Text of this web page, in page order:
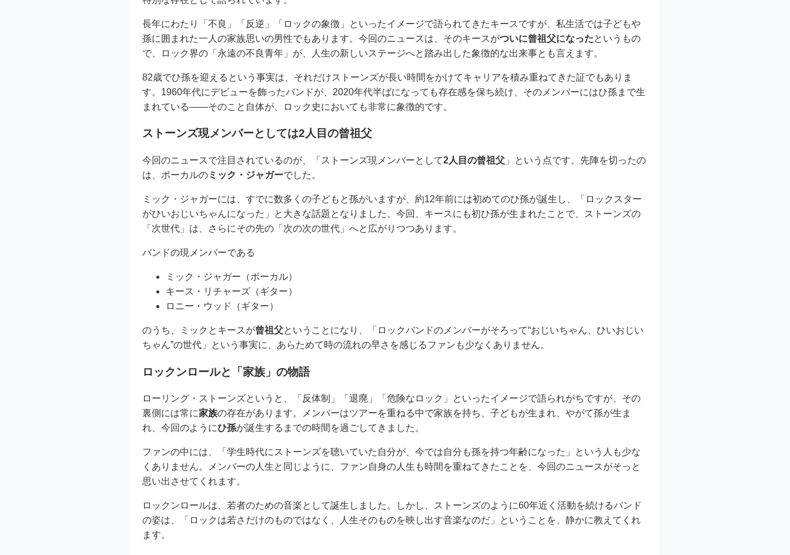
長年にわたり「不良」「反逆」「ロックの象徴」といったイメージで語られてきたキースですが、私生活では子どもや
孫に囲まれた一人の家族思いの男性でもあります。今回のニュースは、そのキースがついに曾祖父になったというもの
で、ロック界の「永遠の不良青年」が、人生の新しいステージへと踏み出した象徴的な出来事とも言えます。
82歳でひ孫を迎えるという事実は、それだけストーンズが長い時間をかけてキャリアを積み重ねてきた証でもありま
す。1960年代にデビューを飾ったバンドが、2020年代半ばになっても存在感を保ち続け、そのメンバーにはひ孫まで生
まれている――そのこと自体が、ロック史においても非常に象徴的です。
ストーンズ現メンバーとしては2人目の曾祖父
今回のニュースで注目されているのが、「ストーンズ現メンバーとして2人目の曾祖父 」という点です。先陣を切ったの
は、ボーカルのミック・ジャガーでした。
ミック・ジャガーには、すでに数多くの子どもと孫がいますが、約12年前には初めてのひ孫が誕生し、「ロックスター
がひいおじいちゃんになった」と大きな話題となりました。今回、キースにも初ひ孫が生まれたことで、ストーンズの
「次世代」は、さらにその先の「次の次の世代」へと広がりつつあります。
バンドの現メンバーである
ミック・ジャガー（ボーカル）
キース・リチャーズ（ギター）
ロニー・ウッド（ギター）
のうち、ミックとキースが曾祖父ということになり、「ロックバンドのメンバーがそろって“おじいちゃん、ひいおじい
ちゃん”の世代」という事実に、あらためて時の流れの早さを感じるファンも少なくありません。
ロックンロールと「家族」の物語
ローリング・ストーンズというと、「反体制」「退廃」「危険なロック」といったイメージで語られがちですが、その
裏側には常に家族の存在があります。メンバーはツアーを重ねる中で家族を持ち、子どもが生まれ、やがて孫が生ま
れ、今回のようにひ孫が誕生するまでの時間を過ごしてきました。
ファンの中には、「学生時代にストーンズを聴いていた自分が、今では自分も孫を持つ年齢になった」という人も少な
くありません。メンバーの人生と同じように、ファン自身の人生も時間を重ねてきたことを、今回のニュースがそっと
思い出させてくれます。
ロックンロールは、若者のための音楽として誕生しました。しかし、ストーンズのように60年近く活動を続けるバンド
の姿は、「ロックは若さだけのものではなく、人生そのものを映し出す音楽なのだ」ということを、静かに教えてくれ
ます。